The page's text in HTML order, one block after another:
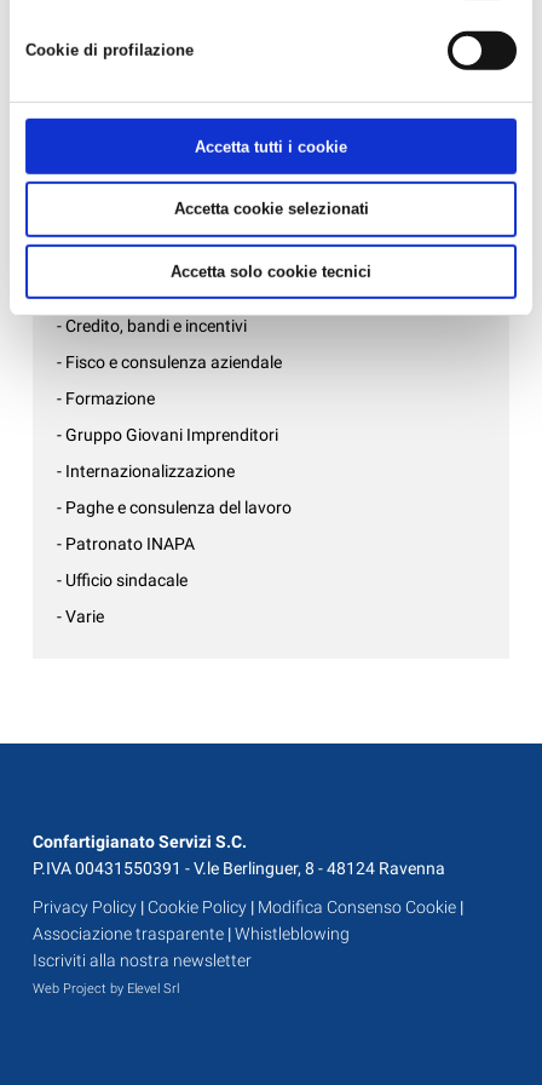
Cookie di profilazione
Accetta tutti i cookie
Accetta cookie selezionati
Accetta solo cookie tecnici
- Affari generali e inizio attività
- Ambiente, sicurezza e qualità
- Associazioni di mestiere
- AziendePiù
- Credito, bandi e incentivi
- Fisco e consulenza aziendale
- Formazione
- Gruppo Giovani Imprenditori
- Internazionalizzazione
- Paghe e consulenza del lavoro
- Patronato INAPA
- Ufficio sindacale
- Varie
Confartigianato Servizi S.C.
P.IVA 00431550391 - V.le Berlinguer, 8 - 48124 Ravenna
Privacy Policy |Cookie Policy | Modifica Consenso Cookie |
Associazione trasparente |Whistleblowing
Iscriviti alla nostra newsletter
Web Project by Elevel Srl